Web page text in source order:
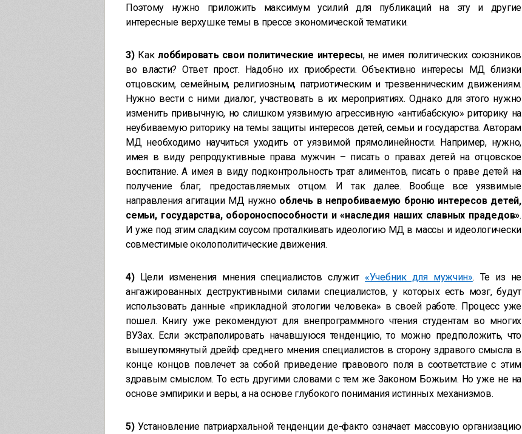
Поэтому нужно приложить максимум усилий для публикаций на эту и другие
интересные верхушке темы в прессе экономической тематики.
3)Как лоббировать свои политические интересы, не имея политических союзников
во власти? Ответ прост. Надобно их приобрести. Объективно интересы МД близки
отцовским, семейным, религиозным, патриотическим и трезвенническим движениям.
Нужно вести с ними диалог, участвовать в их мероприятиях. Однако для этого нужно
изменить привычную, но слишком уязвимую агрессивную «антибабскую» риторику на
неубиваемую риторику на темы защиты интересов детей, семьи и государства. Авторам
МД необходимо научиться уходить от уязвимой прямолинейности. Например, нужно,
имея в виду репродуктивные права мужчин – писать о правах детей на отцовское
воспитание. А имея в виду подконтрольность трат алиментов, писать о праве детей на
получение благ, предоставляемых отцом. И так далее. Вообще все уязвимые
направления агитации МД нужно облечь в непробиваемую броню интересов детей,
семьи, государства, обороноспособности и «наследия наших славных прадедов».
И уже под этим сладким соусом проталкивать идеологию МД в массы и идеологически
совместимые околополитические движения.
4) Цели изменения мнения специалистов служит «Учебник для мужчин». Те из не
ангажированных деструктивными силами специалистов, у которых есть мозг, будут
использовать данные «прикладной этологии человека» в своей работе. Процесс уже
пошел. Книгу уже рекомендуют для внепрограммного чтения студентам во многих
ВУЗах. Если экстраполировать начавшуюся тенденцию, то можно предположить, что
вышеупомянутый дрейф среднего мнения специалистов в сторону здравого смысла в
конце концов повлечет за собой приведение правового поля в соответствие с этим
здравым смыслом. То есть другими словами с тем же Законом Божьим. Но уже не на
основе эмпирики и веры, а на основе глубокого понимания истинных механизмов.
5)Установление патриархальной тенденции де-факто означает массовую организацию